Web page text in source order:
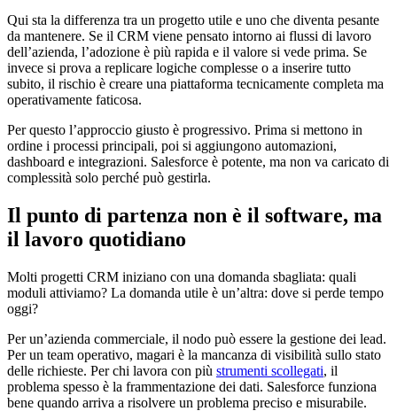
Qui sta la differenza tra un progetto utile e uno che diventa pesante
da mantenere. Se il CRM viene pensato intorno ai flussi di lavoro
dell’azienda, l’adozione è più rapida e il valore si vede prima. Se
invece si prova a replicare logiche complesse o a inserire tutto
subito, il rischio è creare una piattaforma tecnicamente completa ma
operativamente faticosa.
Per questo l’approccio giusto è progressivo. Prima si mettono in
ordine i processi principali, poi si aggiungono automazioni,
dashboard e integrazioni. Salesforce è potente, ma non va caricato di
complessità solo perché può gestirla.
Il punto di partenza non è il software, ma
il lavoro quotidiano
Molti progetti CRM iniziano con una domanda sbagliata: quali
moduli attiviamo? La domanda utile è un’altra: dove si perde tempo
oggi?
Per un’azienda commerciale, il nodo può essere la gestione dei lead.
Per un team operativo, magari è la mancanza di visibilità sullo stato
delle richieste. Per chi lavora con più strumenti scollegati, il
problema spesso è la frammentazione dei dati. Salesforce funziona
bene quando arriva a risolvere un problema preciso e misurabile.